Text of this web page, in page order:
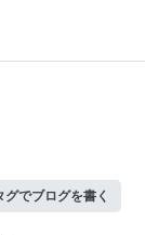
グでブログを書く